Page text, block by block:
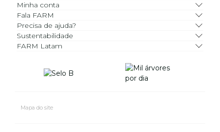
Minha conta
Fala FARM
Precisa de ajuda?
Sustentabilidade
FARM Latam
Mapa do site